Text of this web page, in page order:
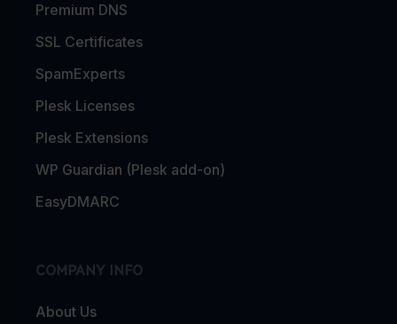
Premium DNS
SSL Certificates
SpamExperts
Plesk Licenses
Plesk Extensions
WP Guardian (Plesk add-on)
EasyDMARC
COMPANY INFO
About Us